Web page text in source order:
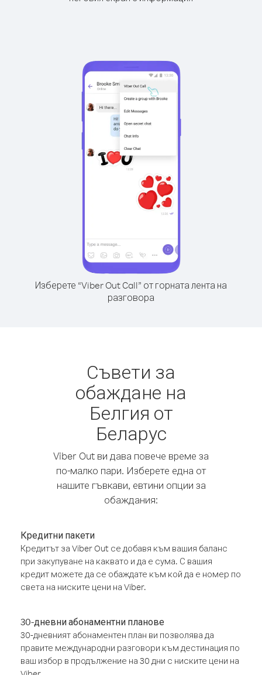
Изберете “Viber Out Call” от горната лента на
разговора
Съвети за
обаждане на
Белгия от
Беларус
Viber Out ви дава повече време за
по-малко пари. Изберете една от
нашите гъвкави, евтини опции за
обаждания:
Кредитни пакети
Кредитът за Viber Out се добавя към вашия баланс
при закупуване на каквато и да е сума. С вашия
кредит можете да се обаждате към кой да е номер по
света на ниските цени на Viber.
30-дневни абонаментни планове
30-дневният абонаментен план ви позволява да
правите международни разговори към дестинация по
ваш избор в продължение на 30 дни с ниските цени на